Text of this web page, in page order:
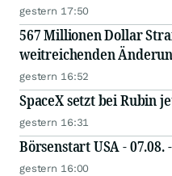
gestern 17:50
567 Millionen Dollar
weitreichenden
gestern 16:52
SpaceX setzt bei Rubin
gestern 16:31
Börsenstart USA - 07.08.
gestern 16:00